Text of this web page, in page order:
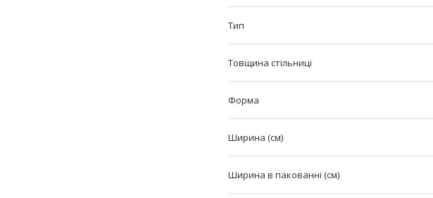
Тип
Товщина стільниці
Форма
Ширина (см)
Ширина в пакованні (см)